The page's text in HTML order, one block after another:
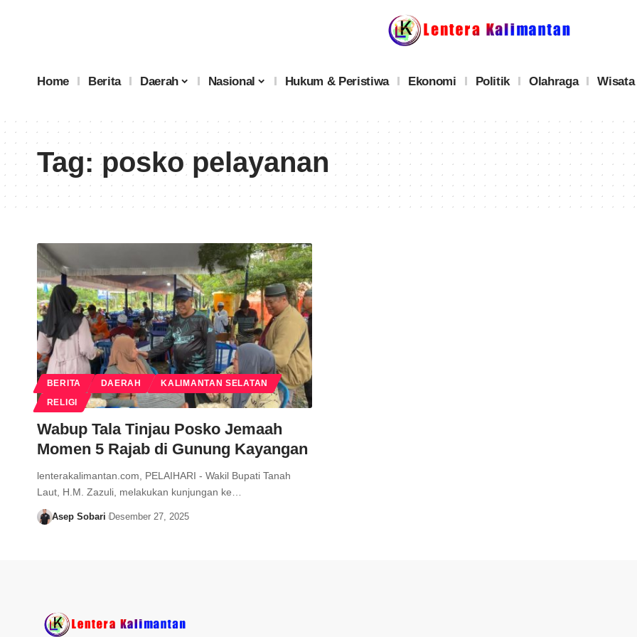
Home Berita Daerah Nasional Hukum & Peristiwa Ekonomi Politik Olahraga Wisata
Tag:posko pelayanan
BERITA DAERAH KALIMANTAN SELATAN
RELIGI
Wabup Tala Tinjau Posko Jemaah
Momen 5 Rajab di Gunung Kayangan
lenterakalimantan.com, PELAIHARI - Wakil Bupati Tanah
Laut, H.M. Zazuli, melakukan kunjungan ke…
Asep Sobari Desember 27, 2025